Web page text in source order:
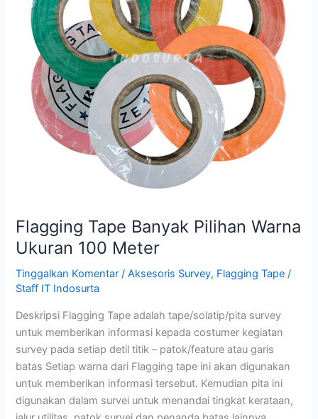
Flagging Tape Banyak Pilihan Warna
Ukuran 100 Meter
Tinggalkan Komentar /Aksesoris Survey, Flagging Tape /
Staff IT Indosurta
Deskripsi Flagging Tape adalah tape/solatip/pita survey
untuk memberikan informasi kepada costumer kegiatan
survey pada setiap detil titik – patok/feature atau garis
batas Setiap warna dari Flagging tape ini akan digunakan
untuk memberikan informasi tersebut. Kemudian pita ini
digunakan dalam survei untuk menandai tingkat kerataan,
Ukuran
100
Meter